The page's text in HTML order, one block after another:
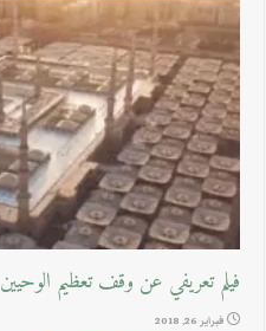
فيلم تعريفي عن وقف تعظيم الوحيين
فبراير 26, 2018